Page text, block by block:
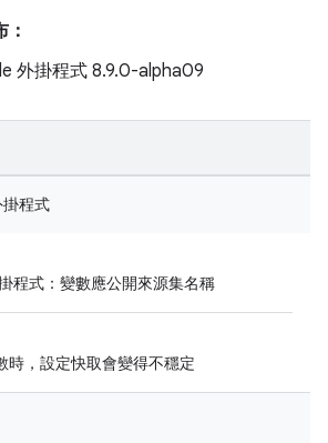
外掛程式 8.9.0-alpha09
程式
程式：變數應公開來源集名稱
時，設定快取會變得不穩定